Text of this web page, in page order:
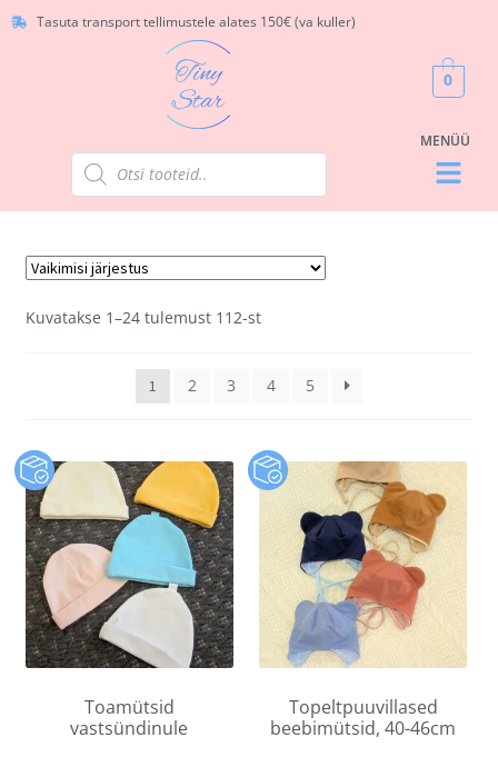
Tasuta transport tellimustele alates 150€ (va kuller)
0
Kuvatakse 1–24 tulemust 112-st
1 2 3 4 5
Toamütsid
vastsündinule
Topeltpuuvillased
beebimütsid, 40-46cm